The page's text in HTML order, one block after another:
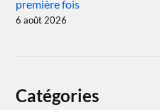
première fois
6 août 2026
Catégories